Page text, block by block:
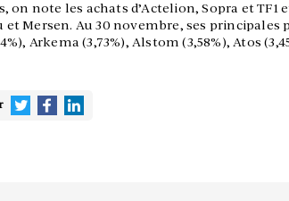
on note les achats d’Actelion, Sopra et TF1
et Mersen. Au 30 novembre, ses principales
Arkema (3,73%), Alstom (3,58%), Atos